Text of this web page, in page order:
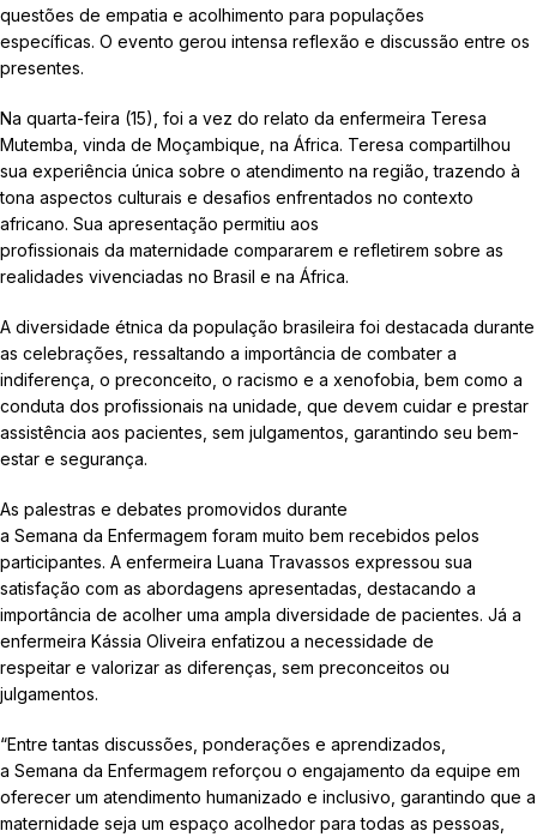
questões de empatia e acolhimento para populações
específicas. O evento gerou intensa reflexão e discussão entre os
presentes.
Na quarta-feira (15), foi a vez do relato da enfermeira Teresa
Mutemba, vinda de Moçambique, na África. Teresa compartilhou
sua experiência única sobre o atendimento na região, trazendo à
tona aspectos culturais e desafios enfrentados no contexto
africano. Sua apresentação permitiu aos
profissionais da maternidade compararem e refletirem sobre as
realidades vivenciadas no Brasil e na África.
A diversidade étnica da população brasileira foi destacada durante
as celebrações, ressaltando a importância de combater a
indiferença, o preconceito, o racismo e a xenofobia, bem como a
conduta dos profissionais na unidade, que devem cuidar e prestar
assistência aos pacientes, sem julgamentos, garantindo seu bem-
estar e segurança.
As palestras e debates promovidos durante
a Semana da Enfermagem foram muito bem recebidos pelos
participantes. A enfermeira Luana Travassos expressou sua
satisfação com as abordagens apresentadas, destacando a
importância de acolher uma ampla diversidade de pacientes. Já a
enfermeira Kássia Oliveira enfatizou a necessidade de
respeitar e valorizar as diferenças, sem preconceitos ou
julgamentos.
“Entre tantas discussões, ponderações e aprendizados,
a Semana da Enfermagem reforçou o engajamento da equipe em
oferecer um atendimento humanizado e inclusivo, garantindo que a
maternidade seja um espaço acolhedor para todas as pessoas,